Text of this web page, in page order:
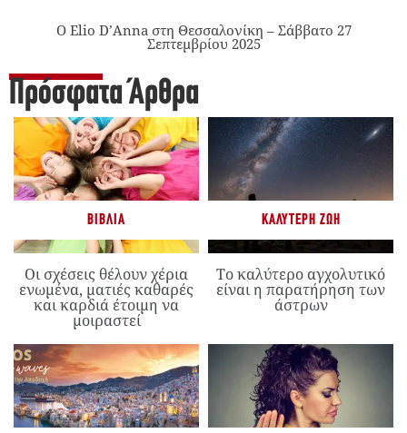
Ο Elio D’Anna στη Θεσσαλονίκη – Σάββατο 27
Σεπτεμβρίου 2025
Πρόσφατα Άρθρα
ΒΙΒΛΊΑ
Οι σχέσεις θέλουν χέρια
ενωμένα, ματιές καθαρές
και καρδιά έτοιμη να
μοιραστεί
ΚΑΛΎΤΕΡΗ ΖΩΉ
Το καλύτερο αγχολυτικό
είναι η παρατήρηση των
άστρων